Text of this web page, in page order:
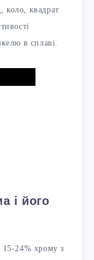
коло, квадрат
в сплаві.
і його
15-24% хрому з